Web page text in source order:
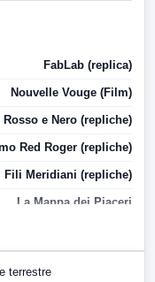
FabLab (replica)
Nouvelle Vouge (Film)
Rosso e Nero (repliche)
Red Roger (repliche)
Fili Meridiani (repliche)
La Mappa dei Piaceri
terrestre